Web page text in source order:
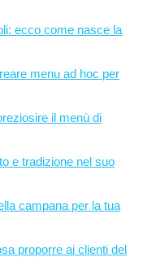
ecco come nasce la
menu ad hoc per
il menù di
e tradizione nel suo
campana per la tua
proporre ai clienti del